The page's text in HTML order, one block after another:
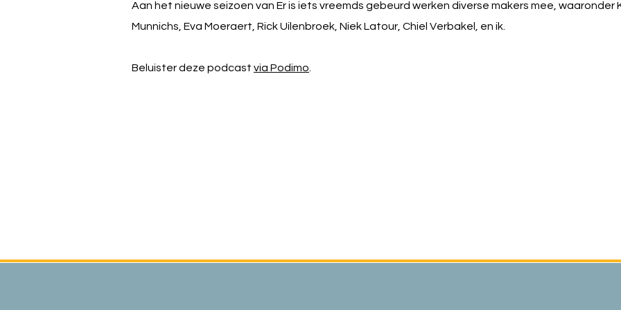
Aan het nieuwe seizoen van Er is iets vreemds gebeurd werken diverse makers mee, waaronder
Munnichs, Eva Moeraert, Rick Uilenbroek, Niek Latour, Chiel Verbakel, en ik.
Beluister deze podcast via Podimo